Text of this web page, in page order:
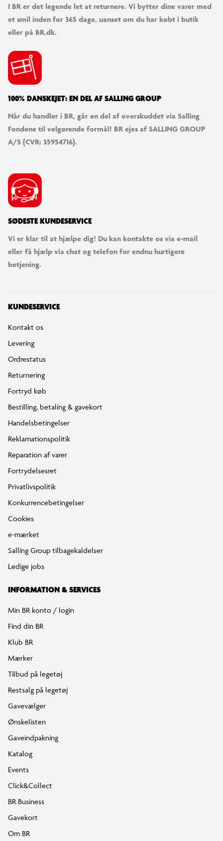
I BR er det legende let at returnere. Vi bytter dine varer med
et smil inden for 365 dage, uanset om du har købt i butik
eller på BR.dk.
100% DANSKEJET: EN DEL AF SALLING GROUP
Når du handler i BR, går en del af overskuddet via Salling
Fondene til velgørende formål! BR ejes af SALLING GROUP
A/S (CVR: 35954716).
SØDESTE KUNDESERVICE
Vi er klar til at hjælpe dig! Du kan kontakte os via e-mail
eller få hjælp via chat og telefon for endnu hurtigere
betjening.
KUNDESERVICE
Kontakt os
Levering
Ordrestatus
Returnering
Fortryd køb
Bestilling, betaling & gavekort
Handelsbetingelser
Reklamationspolitik
Reparation af varer
Fortrydelsesret
Privatlivspolitik
Konkurrencebetingelser
Cookies
e-mærket
Salling Group tilbagekaldelser
Ledige jobs
INFORMATION & SERVICES
Min BR konto / login
Find din BR
Klub BR
Mærker
Tilbud på legetøj
Restsalg på legetøj
Gavevælger
Ønskelisten
Gaveindpakning
Katalog
Events
Click&Collect
BR Business
Gavekort
Om BR